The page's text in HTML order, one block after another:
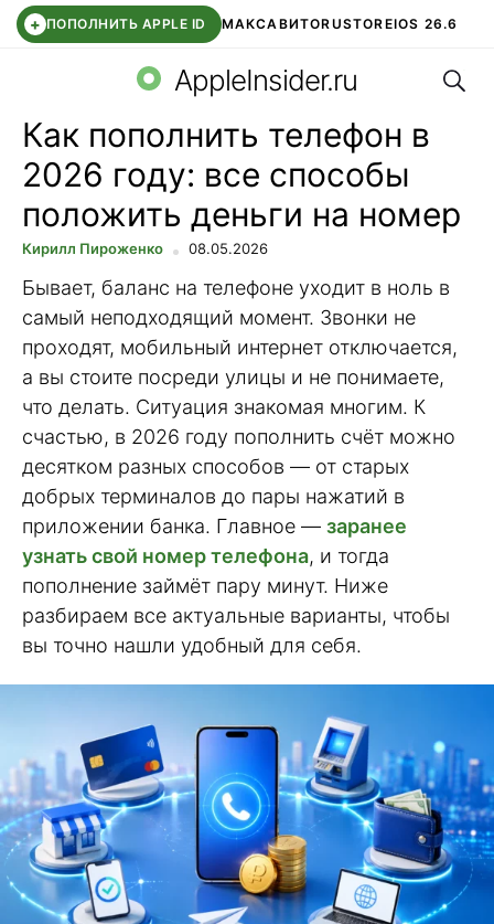
+ ПОПОЛНИТЬ APPLE ID МАКСАВИТОRUSTOREIOS 26.6
СБЕР КИДС ВТБ ОНЛАЙН ЧАТ В ROBLOX
AppleInsider.ru
Как пополнить телефон в
2026 году: все способы
положить деньги на номер
Кирилл Пироженко 08.05.2026
Бывает, баланс на телефоне уходит в ноль в
самый неподходящий момент. Звонки не
проходят, мобильный интернет отключается,
а вы стоите посреди улицы и не понимаете,
что делать. Ситуация знакомая многим. К
счастью, в 2026 году пополнить счёт можно
десятком разных способов — от старых
добрых терминалов до пары нажатий в
приложении банка. Главное — заранее
узнать свой номер телефона, и тогда
пополнение займёт пару минут. Ниже
разбираем все актуальные варианты, чтобы
вы точно нашли удобный для себя.